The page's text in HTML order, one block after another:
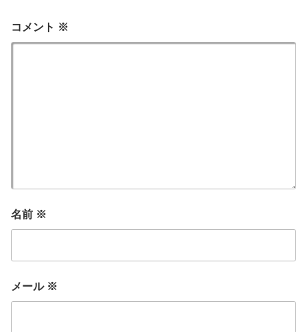
コメント ※
名前 ※
メール ※